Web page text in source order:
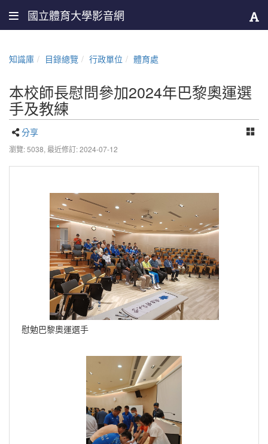
國立體育大學影音網
知識庫 目錄總覽 行政單位 體育處
本校師長慰問參加2024年巴黎奧運選
手及教練
分享
瀏覽: 5038, 最近修訂: 2024-07-12
慰勉巴黎奧運選手